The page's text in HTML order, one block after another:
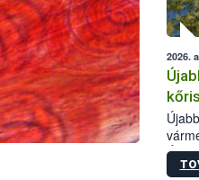
2026.